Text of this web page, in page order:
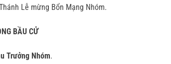
Lễ mừng Bổn Mạng Nhóm.
BẦU CỬ
Trưởng Nhóm.